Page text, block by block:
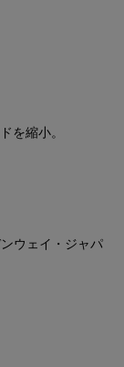
を縮小。
ウェイ・ジャパ